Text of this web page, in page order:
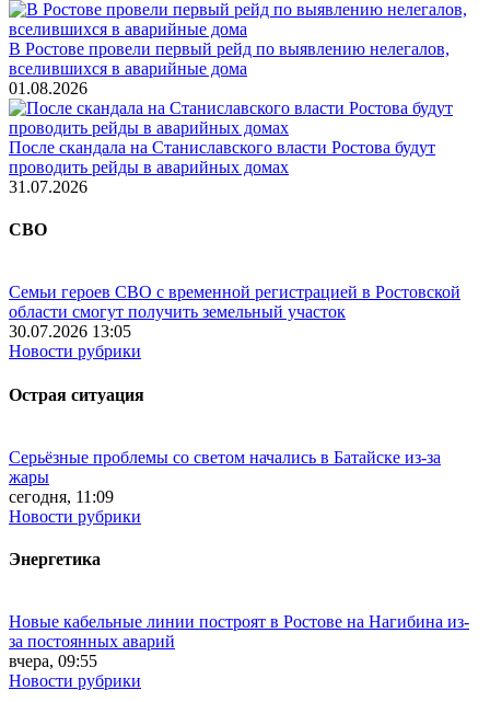
В Ростове провели первый рейд по выявлению нелегалов,
вселившихся в аварийные дома
01.08.2026
После скандала на Станиславского власти Ростова будут
проводить рейды в аварийных домах
31.07.2026
СВО
Семьи героев СВО с временной регистрацией в Ростовской
области смогут получить земельный участок
30.07.2026 13:05
Новости рубрики
Острая ситуация
Серьёзные проблемы со светом начались в Батайске из-за
жары
сегодня, 11:09
Новости рубрики
Энергетика
Новые кабельные линии построят в Ростове на Нагибина из-
за постоянных аварий
вчера, 09:55
Новости рубрики